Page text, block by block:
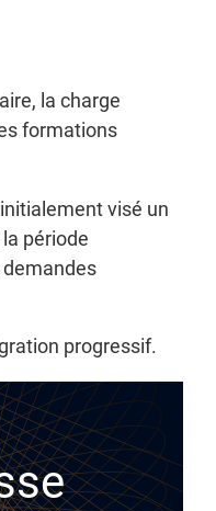
la charge
formations
visé un
période
demandes
progressif.